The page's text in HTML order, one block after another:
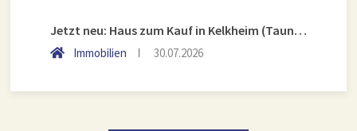
Jetzt neu: Haus zum Kauf in Kelkheim (Taunus)
Immobilien 30.07.2026